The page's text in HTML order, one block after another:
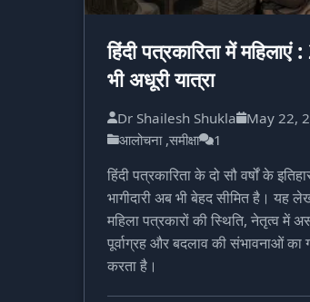
हिंदी पत्रकारिता में
भी अधूरी यात्रा
Dr Shailesh Shukla May 22,
आलोचना ,समीक्षा
1
हिंदी पत्रकारिता के दो सौ वर्षों के
भागीदारी अब भी बेहद सीमित है। यह
महिला पत्रकारों की स्थिति, नेतृत्व में
पूर्वाग्रह और बदलाव की संभावनाओं
करता है।